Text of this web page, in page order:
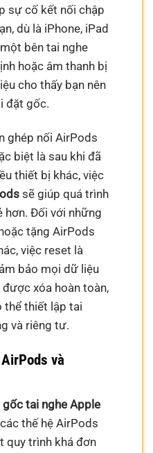
sự cố kết nối chập
dù là iPhone, iPad
bên tai nghe
hoặc âm thanh bị
cho thấy bạn nên
đặt gốc.
ghép nối AirPods
biệt là sau khi đã
thiết bị khác, việc
sẽ giúp quá trình
hơn. Đối với những
tặng AirPods
việc reset là
bảo mọi dữ liệu
xóa hoàn toàn,
thể thiết lập tai
và riêng tư.
và
tai nghe Apple
thế hệ AirPods
quy trình khá đơn